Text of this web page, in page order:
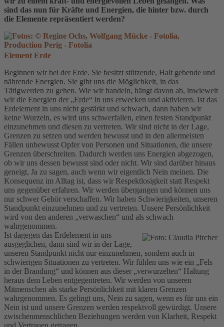
sind das nun für Kräfte und Energien, die hinter bzw. durch
die Elemente repräsentiert werden?
Element Erde
Beginnen wir bei der Erde. Sie besitzt stützende, Halt gebende und
nährende Energien. Sie gibt uns die Möglichkeit, in das
Tätigwerden zu gehen. Wie wir handeln, hängt davon ab, inwieweit
wir die Energien der „Erde“ in uns erwecken und aktivieren. Ist das
Erdelement in uns nicht gestärkt und schwach, dann haben wir
keine Wurzeln, es wird uns schwerfallen, einen festen Standpunkt
einzunehmen und diesen zu vertreten. Wir sind nicht in der Lage,
Grenzen zu setzen und werden bewusst und in den allermeisten
Fällen unbewusst Opfer von Personen und Situationen, die unsere
Grenzen überschreiten. Dadurch werden uns Energien abgezogen,
ob wir uns dessen bewusst sind oder nicht. Wir sind darüber hinaus
geneigt, Ja zu sagen, auch wenn wir eigentlich Nein meinen. Die
Konsequenz im Alltag ist, dass wir Respektlosigkeit statt Respekt
uns gegenüber erfahren. Wir werden übergangen und können uns
nur schwer Gehör verschaffen. Wir haben Schwierigkeiten, unseren
Standpunkt einzunehmen und zu vertreten. Unsere Persönlichkeit
wird von den anderen „verwaschen“ und als schwach
wahrgenommen.
Ist dagegen das Erdelement in uns
ausgeglichen, dann sind wir in der Lage,
unseren Standpunkt nicht nur einzunehmen, sondern auch in
schwierigen Situationen zu vertreten. Wir fühlen uns wie ein „Fels
in der Brandung“ und können aus dieser „verwurzelten“ Haltung
heraus dem Leben entgegentreten. Wir werden von unseren
Mitmenschen als starke Persönlichkeit mit klaren Grenzen
wahrgenommen. Es gelingt uns, Nein zu sagen, wenn es für uns ein
Nein ist und unsere Grenzen werden respektvoll gewürdigt. Unsere
zwischenmenschlichen Beziehungen werden von Klarheit, Respekt